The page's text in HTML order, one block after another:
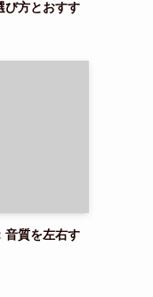
び方とおすす
音質を左右す